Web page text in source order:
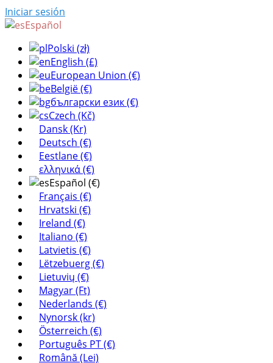
Iniciar sesión
Español
Polski (zł)
English (£)
European Union (€)
België (€)
български език (€)
Czech (Kč)
Dansk (Kr)
Deutsch (€)
Eestlane (€)
ελληνικά (€)
Español (€)
Français (€)
Hrvatski (€)
Ireland (€)
Italiano (€)
Latvietis (€)
Lëtzebuerg (€)
Lietuvių (€)
Magyar (Ft)
Nederlands (€)
Nynorsk (kr)
Österreich (€)
Português PT (€)
Română (Lei)